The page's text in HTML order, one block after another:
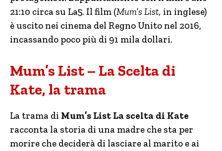
21:10 circa su La5. Il film (Mum’s List, in inglese)
è uscito nei cinema del Regno Unito nel 2016,
incassando poco più di 91 mila dollari.
Mum’s List – La Scelta di
Kate, la trama
La trama di Mum’s List La scelta di Kate
racconta la storia di una madre che sta per
morire che deciderà di lasciare al marito e ai